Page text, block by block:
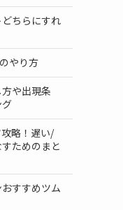
ちらにすれ
やり方
や出現条
略！遅い/
ためのまと
すすめツム